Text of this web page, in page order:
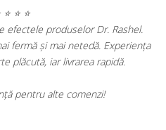
⭐ ⭐ ⭐
produselor Dr. Rashel.
fermă și mai netedă. Experiența
plăcută, iar livrarea rapidă.
pentru alte comenzi!